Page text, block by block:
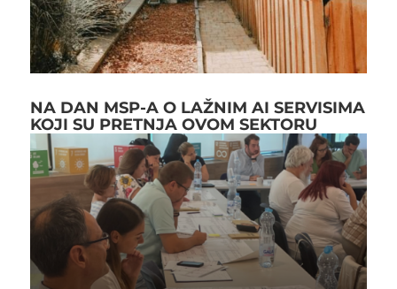
NA DAN MSP-A O LAŽNIM AI SERVISIMA
KOJI SU PRETNJA OVOM SEKTORU